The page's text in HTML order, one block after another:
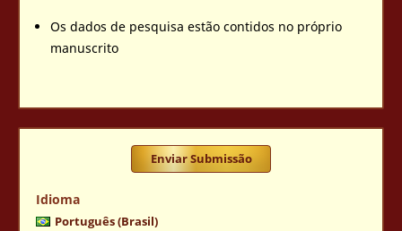
Os dados de pesquisa estão contidos no próprio
manuscrito
Enviar Submissão
Idioma
Português (Brasil)